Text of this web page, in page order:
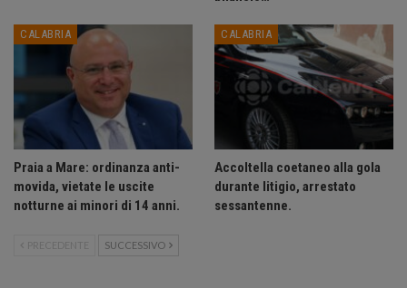
CALABRIA
Praia a Mare: ordinanza anti-
movida, vietate le uscite
notturne ai minori di 14 anni.
CALABRIA
Accoltella coetaneo alla gola
durante litigio, arrestato
sessantenne.
PRECEDENTE SUCCESSIVO